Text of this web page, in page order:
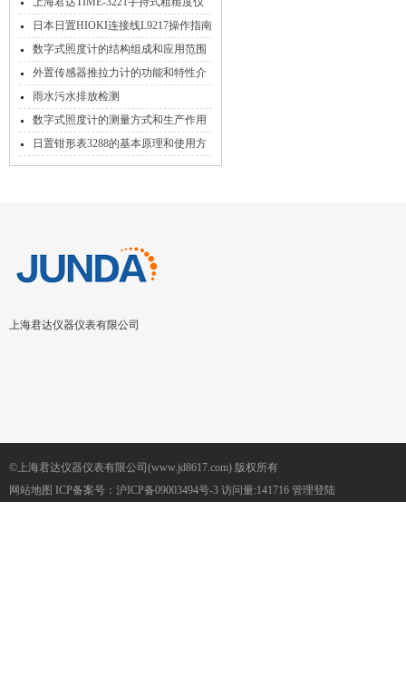
的十三个特点
日本日置HIOKI连接线L9217操作指南
数字式照度计的结构组成和应用范围
说明
外置传感器推拉力计的功能和特性介
绍
雨水污水排放检测
数字式照度计的测量方式和生产作用
说明
日置钳形表3288的基本原理和使用方
法
上海君达仪器仪表有限公司
©上海君达仪器仪表有限公司(www.jd8617.com) 版权所有
网站地图 ICP备案号： 沪ICP备09003494号-3 访问量:141716 管理登陆